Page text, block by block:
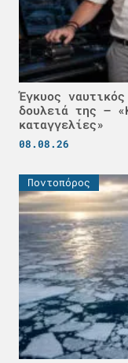
Έγκυος
δουλειά της –
καταγγελίες»
08.08.26
Ποντοπόρος